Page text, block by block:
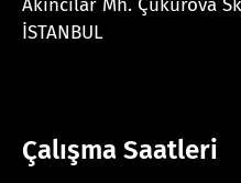
Akıncılar Mh. Çukurova
İSTANBUL
Çalışma Saatleri